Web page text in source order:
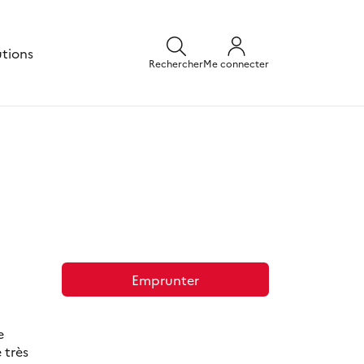
RechercherMe connecter
très
Emprunter